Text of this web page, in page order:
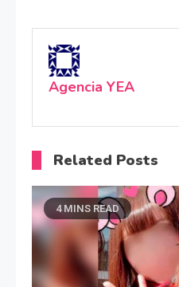
Agencia YEA
Related Posts
4 MINS READ